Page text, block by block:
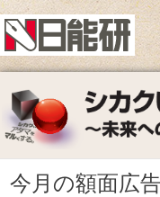
今月の額面広